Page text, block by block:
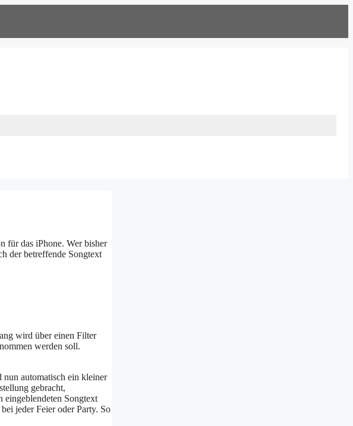
für das iPhone. Wer bisher
der betreffende Songtext
wird über einen Filter
werden soll.
automatisch ein kleiner
gebracht,
eingeblendeten Songtext
jeder Feier oder Party. So